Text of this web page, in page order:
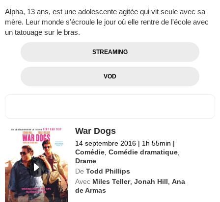
Alpha, 13 ans, est une adolescente agitée qui vit seule avec sa
mère. Leur monde s’écroule le jour où elle rentre de l'école avec
un tatouage sur le bras.
STREAMING
VOD
War Dogs
14 septembre 2016 | 1h 55min |
Comédie ,Comédie dramatique
Drame
De Todd Phillips
Avec Miles Teller,Jonah Hill ,Ana
de Armas